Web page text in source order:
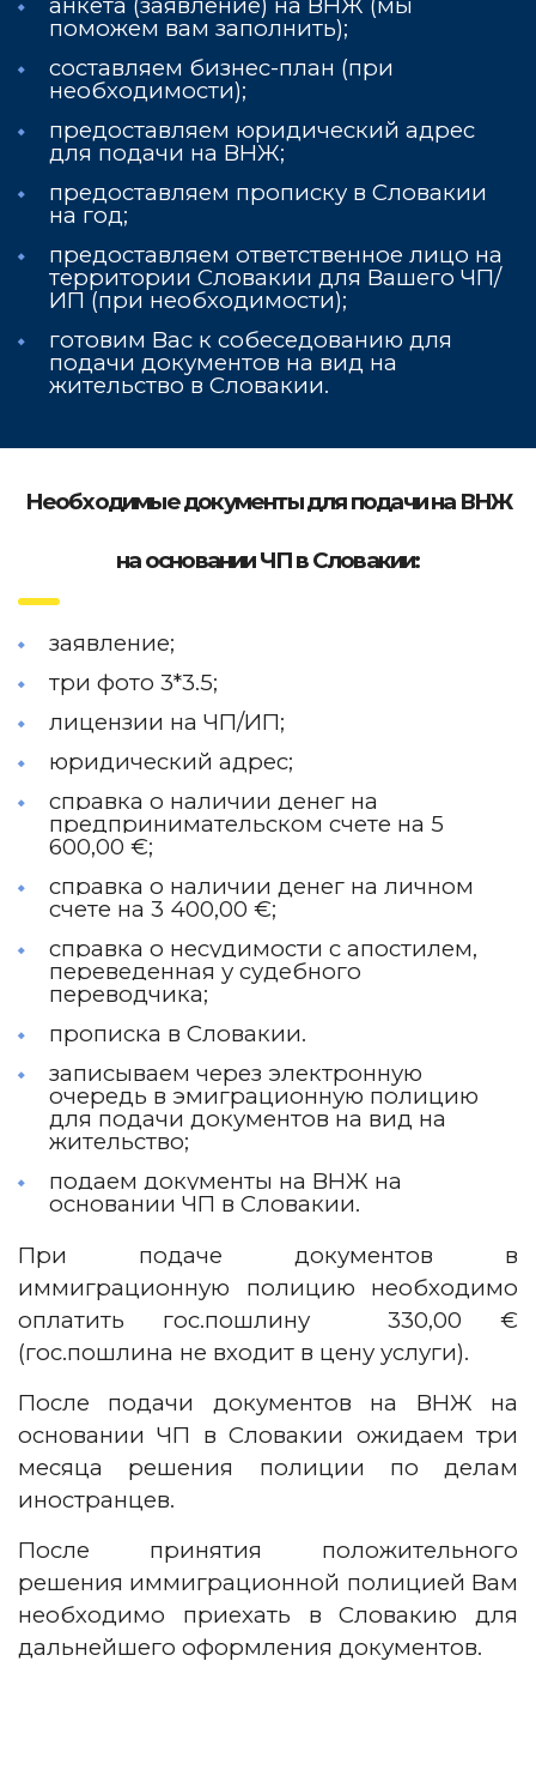
анкета (заявление) на ВНЖ (мы
поможем вам заполнить);
составляем бизнес-план (при
необходимости);
предоставляем юридический адрес
для подачи на ВНЖ;
предоставляем прописку в Словакии
на год;
предоставляем ответственное лицо на
территории Словакии для Вашего ЧП/
ИП (при необходимости);
готовим Вас к собеседованию для
подачи документов на вид на
жительство в Словакии.
Необходимые документы для подачи на ВНЖ
на основании ЧП в Словакии:
заявление;
три фото 3*3.5;
лицензии на ЧП/ИП;
юридический адрес;
справка о наличии денег на
предпринимательском счете на 5
600,00 €;
справка о наличии денег на личном
счете на 3 400,00 €;
справка о несудимости с апостилем,
переведенная у судебного
переводчика;
прописка в Словакии.
записываем через электронную
очередь в эмиграционную полицию
для подачи документов на вид на
жительство;
подаем документы на ВНЖ на
основании ЧП в Словакии.
При подаче документов в
иммиграционную полицию необходимо
оплатить гос.пошлину 330,00 €
(гос.пошлина не входит в цену услуги).
После подачи документов на ВНЖ на
основании ЧП в Словакии ожидаем три
месяца решения полиции по делам
иностранцев.
После принятия положительного
решения иммиграционной полицией Вам
необходимо приехать в Словакию для
дальнейшего оформления документов.